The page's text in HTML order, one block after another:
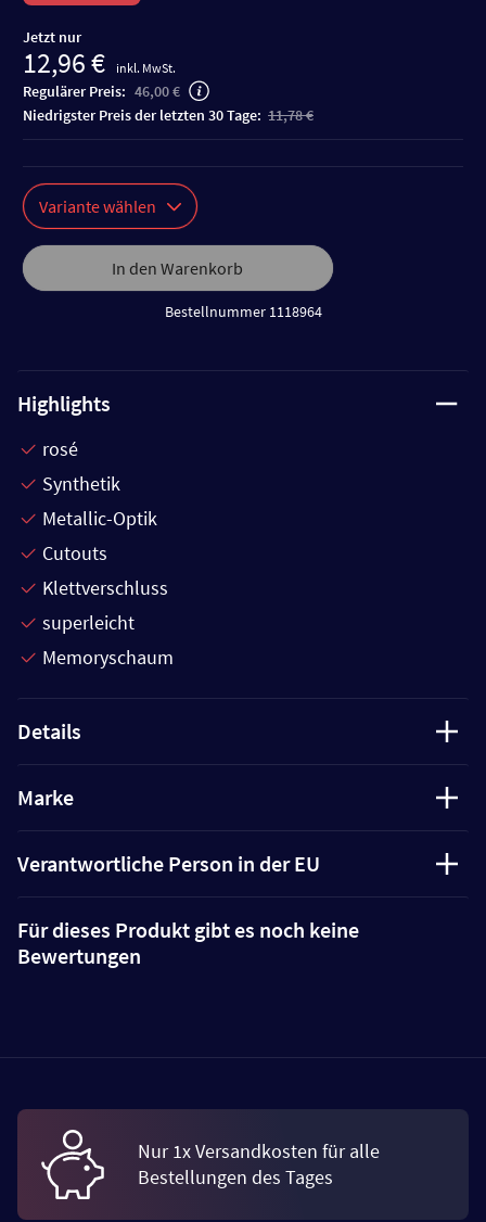
Jetzt nur
12,96 € inkl. MwSt.
Regulärer Preis: 46,00 €
niedrigster Preis der letzten 30 Tage: 11,78 €
Variante wählen
In den Warenkorb
Bestellnummer 1118964
Highlights
rosé
Synthetik
Metallic-Optik
Cutouts
Klettverschluss
superleicht
Memoryschaum
Details
Marke
Verantwortliche Person in der EU
Für dieses Produkt gibt es noch keine
Bewertungen
Nur 1x Versandkosten für alle
Bestellungen des Tages